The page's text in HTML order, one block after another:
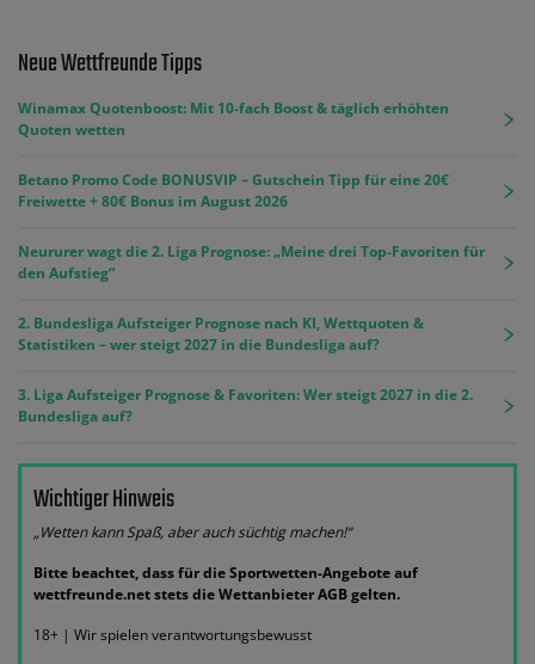
Neue Wettfreunde Tipps
Winamax Quotenboost: Mit 10-fach Boost & täglich erhöhten
Quoten wetten
Betano Promo Code BONUSVIP – Gutschein Tipp für eine 20€
Freiwette + 80€ Bonus im August 2026
Neururer wagt die 2. Liga Prognose: „Meine drei Top-Favoriten für
den Aufstieg“
2. Bundesliga Aufsteiger Prognose nach KI, Wettquoten &
Statistiken – wer steigt 2027 in die Bundesliga auf?
3. Liga Aufsteiger Prognose & Favoriten: Wer steigt 2027 in die 2.
Bundesliga auf?
Wichtiger Hinweis
„Wetten kann Spaß, aber auch süchtig machen!“
Bitte beachtet, dass für die Sportwetten-Angebote auf
wettfreunde.net stets die Wettanbieter AGB gelten.
18+ | Wir spielen verantwortungsbewusst